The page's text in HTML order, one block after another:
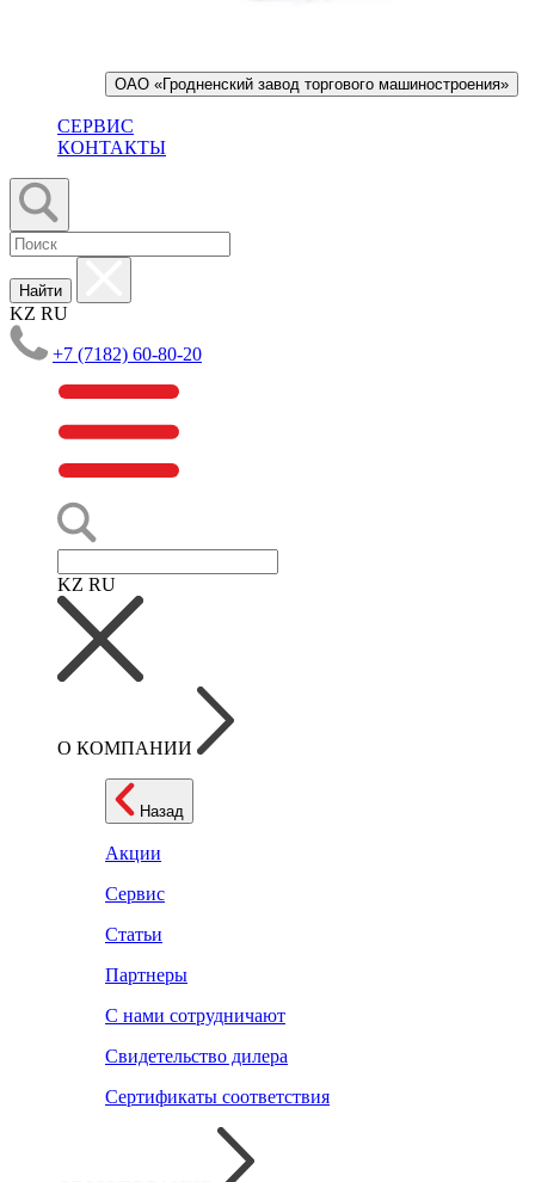
ОАО «Гродненский завод торгового машиностроения»
СЕРВИС
КОНТАКТЫ
Найти
KZ RU
+7 (7182) 60-80-20
KZ RU
О КОМПАНИИ
Назад
Акции
Сервис
Статьи
Партнеры
С нами сотрудничают
Свидетельство дилера
Сертификаты соответствия